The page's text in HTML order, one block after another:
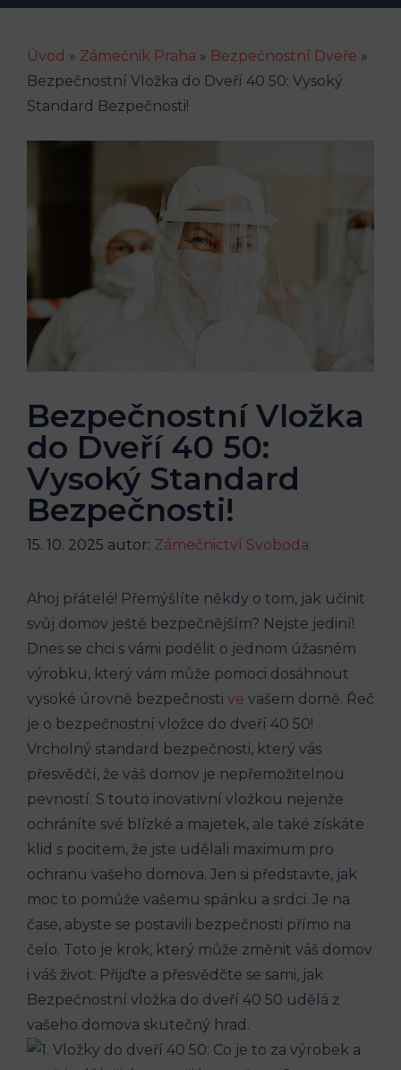
Úvod » Zámečnik Praha » Bezpečnostní Dveře »
Bezpečnostní Vložka do Dveří 40 50: Vysoký
Standard Bezpečnosti!
Bezpečnostní Vložka
do Dveří 40 50:
Vysoký Standard
Bezpečnosti!
15. 10. 2025 autor: Zámečnictví Svoboda
Ahoj přátelé! Přemýšlíte někdy o tom, jak učinit
svůj domov ještě bezpečnějším? Nejste jediní!
Dnes se chci s vámi podělit o jednom úžasném
výrobku, který vám může pomoci dosáhnout
vysoké úrovně bezpečnosti ve vašem domě. Řeč
je o bezpečnostní vložce do dveří 40 50!
Vrcholný standard bezpečnosti, který vás
přesvědčí, že váš domov je nepřemožitelnou
pevností. S touto inovativní vložkou nejenže
ochráníte své blízké a majetek, ale také získáte
klid s pocitem, že jste udělali maximum pro
ochranu vašeho domova. Jen si představte, jak
moc to pomůže vašemu spánku a srdci. Je na
čase, abyste se postavili bezpečnosti přímo na
čelo. Toto je krok, který může změnit váš domov
i váš život. Přijďte a přesvědčte se sami, jak
Bezpečnostní vložka do dveří 40 50 udělá z
vašeho domova skutečný hrad.